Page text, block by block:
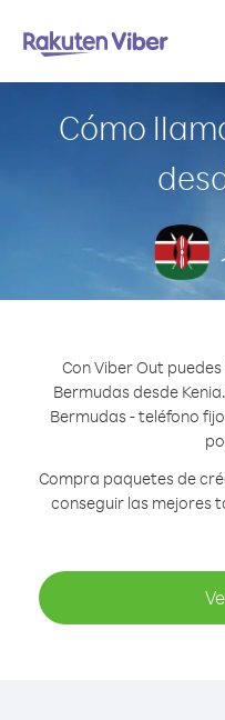
Cómo
Con Viber Out
Bermudas desde Kenia.
Bermudas - teléfono
Compra paquetes de
conseguir las mejores